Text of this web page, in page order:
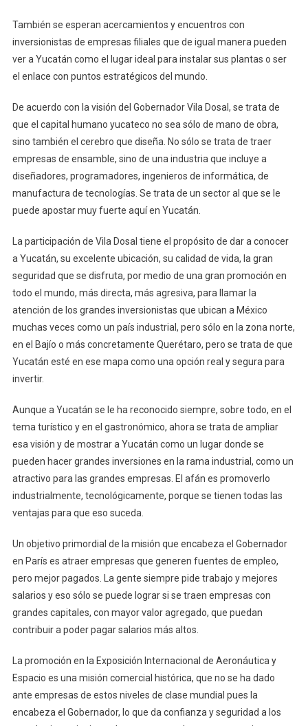
También se esperan acercamientos y encuentros con
inversionistas de empresas filiales que de igual manera pueden
ver a Yucatán como el lugar ideal para instalar sus plantas o ser
el enlace con puntos estratégicos del mundo.
De acuerdo con la visión del Gobernador Vila Dosal, se trata de
que el capital humano yucateco no sea sólo de mano de obra,
sino también el cerebro que diseña. No sólo se trata de traer
empresas de ensamble, sino de una industria que incluye a
diseñadores, programadores, ingenieros de informática, de
manufactura de tecnologías. Se trata de un sector al que se le
puede apostar muy fuerte aquí en Yucatán.
La participación de Vila Dosal tiene el propósito de dar a conocer
a Yucatán, su excelente ubicación, su calidad de vida, la gran
seguridad que se disfruta, por medio de una gran promoción en
todo el mundo, más directa, más agresiva, para llamar la
atención de los grandes inversionistas que ubican a México
muchas veces como un país industrial, pero sólo en la zona norte,
en el Bajío o más concretamente Querétaro, pero se trata de que
Yucatán esté en ese mapa como una opción real y segura para
invertir.
Aunque a Yucatán se le ha reconocido siempre, sobre todo, en el
tema turístico y en el gastronómico, ahora se trata de ampliar
esa visión y de mostrar a Yucatán como un lugar donde se
pueden hacer grandes inversiones en la rama industrial, como un
atractivo para las grandes empresas. El afán es promoverlo
industrialmente, tecnológicamente, porque se tienen todas las
ventajas para que eso suceda.
Un objetivo primordial de la misión que encabeza el Gobernador
en París es atraer empresas que generen fuentes de empleo,
pero mejor pagados. La gente siempre pide trabajo y mejores
salarios y eso sólo se puede lograr si se traen empresas con
grandes capitales, con mayor valor agregado, que puedan
contribuir a poder pagar salarios más altos.
La promoción en la Exposición Internacional de Aeronáutica y
Espacio es una misión comercial histórica, que no se ha dado
ante empresas de estos niveles de clase mundial pues la
encabeza el Gobernador, lo que da confianza y seguridad a los